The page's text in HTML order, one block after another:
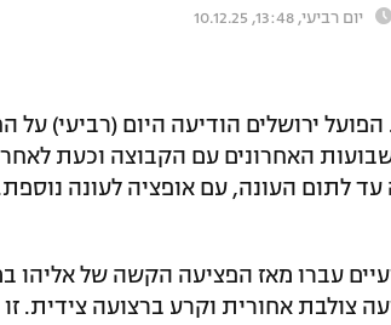
יום רביעי, 13:48, 10.12.25
האחרונים עם הקבוצה וכעת
עד לתום העונה, עם אופציה לעונה
עברו מאז הפציעה הקשה של אליהו
צולבת אחורית וקרע ברצועה צידית.